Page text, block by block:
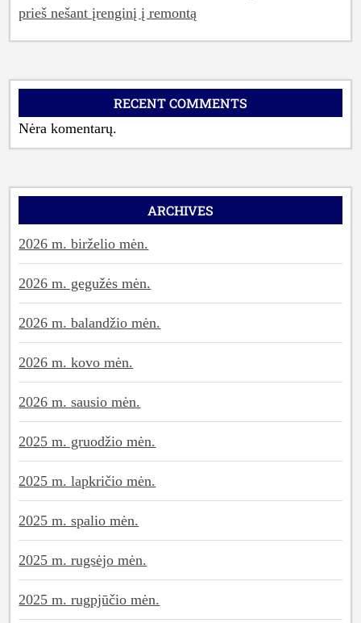
prieš nešant įrenginį į remontą
RECENT COMMENTS
Nėra komentarų.
ARCHIVES
2026 m. birželio mėn.
2026 m. gegužės mėn.
2026 m. balandžio mėn.
2026 m. kovo mėn.
2026 m. sausio mėn.
2025 m. gruodžio mėn.
2025 m. lapkričio mėn.
2025 m. spalio mėn.
2025 m. rugsėjo mėn.
2025 m. rugpjūčio mėn.